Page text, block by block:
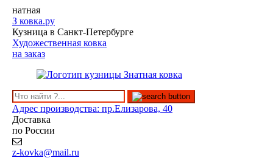
натная
З ковка.ру
Кузница в Санкт-Петербурге
Художественная ковка
на заказ
Адрес производства: пр.Елизарова, 40
Доставка
по России
z-kovka@mail.ru